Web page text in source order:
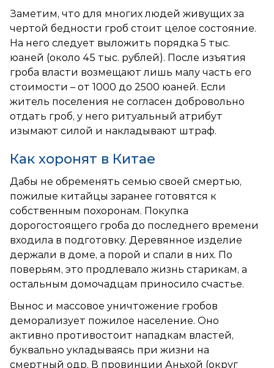
Заметим, что для многих людей живущих за
чертой бедности гроб стоит целое состояние.
На него следует выложить порядка 5 тыс.
юаней (около 45 тыс. рублей). После изъятия
гроба власти возмещают лишь малу часть его
стоимости – от 1000 до 2500 юаней. Если
житель поселения не согласен добровольно
отдать гроб, у него ритуальный атрибут
изымают силой и накладывают штраф.
Как хоронят в Китае
Дабы не обременять семью своей смертью,
пожилые китайцы заранее готовятся к
собственным похоронам. Покупка
дорогостоящего гроба до последнего времени
входила в подготовку. Деревянное изделие
держали в доме, а порой и спали в них. По
поверьям, это продлевало жизнь старикам, а
остальным домочадцам приносило счастье.
Вынос и массовое уничтожение гробов
деморализует пожилое население. Оно
активно противостоит нападкам властей,
буквально укладываясь при жизни на
смертный одр. В провинции Аньхой (округ